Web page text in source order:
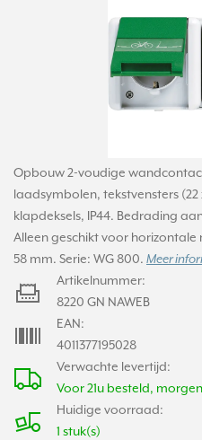
Opbouw 2-voudige
laadsymbolen, tekstvensters
klapdeksels, IP44. Bedrading
Alleen geschikt voor horizontale
58 mm. Serie: WG 800. Meer
Verwachte levertijd:
Voor 21u besteld,
Huidige voorraad:
1 stuk(s)
Artikelnummer:
8220 GN NAWEB
EAN:
4011377195028